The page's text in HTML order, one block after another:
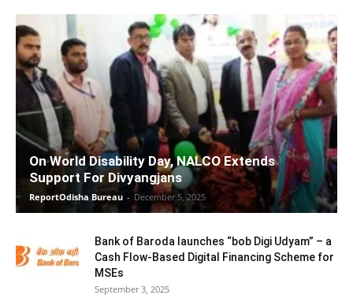
On World Disability Day, NALCO Extends
Support For Divyangjans
ReportOdisha Bureau - December 5, 2025
Bank of Baroda launches “bob Digi Udyam” – a
Cash Flow-Based Digital Financing Scheme for
MSEs
September 3, 2025